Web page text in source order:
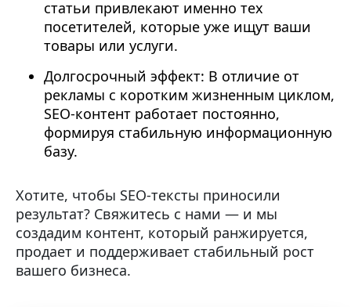
статьи привлекают именно тех
посетителей, которые уже ищут ваши
товары или услуги.
Долгосрочный эффект: В отличие от
рекламы с коротким жизненным циклом,
SEO-контент работает постоянно,
формируя стабильную информационную
базу.
Хотите, чтобы SEO-тексты приносили
результат? Свяжитесь с нами — и мы
создадим контент, который ранжируется,
продает и поддерживает стабильный рост
вашего бизнеса.